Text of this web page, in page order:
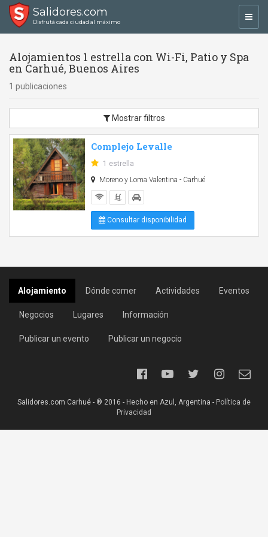
Salidores.com
Disfrutá cada ciudad al máximo
Alojamientos 1 estrella con Wi-Fi, Patio y Spa
en Carhué, Buenos Aires
1 publicaciones
Mostrar filtros
Complejo Levalle
1 estrella
Moreno y Loma Valentina - Carhué
Consultar disponibilidad
Alojamiento Dónde comer Actividades Eventos
Negocios Lugares Información
Publicar un evento Publicar un negocio
Salidores.com Carhué - ® 2016 - Hecho en Azul, Argentina - Política de
Privacidad